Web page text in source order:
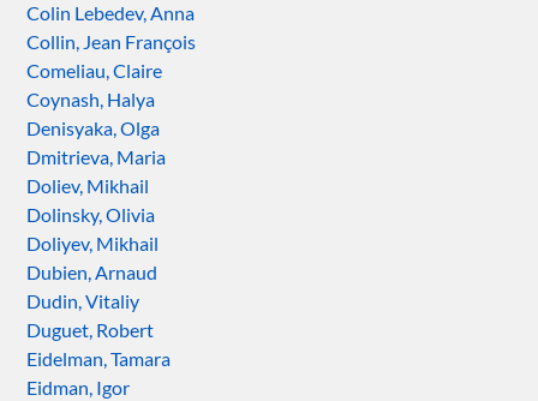
Colin Lebedev, Anna
Collin, Jean François
Comeliau, Claire
Coynash, Halya
Denisyaka, Olga
Dmitrieva, Maria
Doliev, Mikhail
Dolinsky, Olivia
Doliyev, Mikhail
Dubien, Arnaud
Dudin, Vitaliy
Duguet, Robert
Eidelman, Tamara
Eidman, Igor